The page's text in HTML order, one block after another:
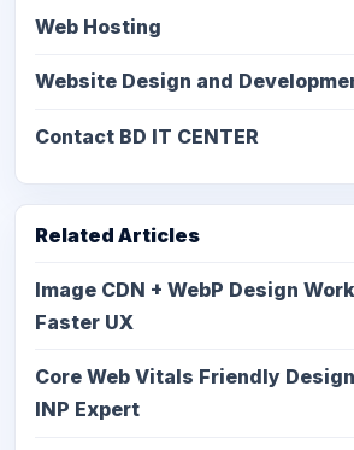
Web Hosting
Website Design and
Contact BD IT CENTER
Related Articles
Image CDN + WebP Design
Faster UX
Core Web Vitals Friendly Design
INP Expert